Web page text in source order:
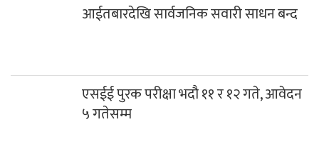
आईतबारदेखि सार्वजनिक सवारी साधन बन्द
एसईई पुरक परीक्षा भदौ ११ र १२ गते, आवेदन
५ गतेसम्म